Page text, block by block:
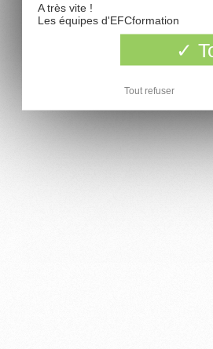
A très vite !
Les équipes d'EFCformation
Tout refuser